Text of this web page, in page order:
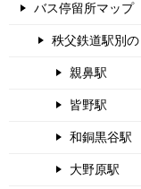
バス停留所マップ
秩父鉄道駅別
親鼻駅
皆野駅
和銅黒谷駅
大野原駅